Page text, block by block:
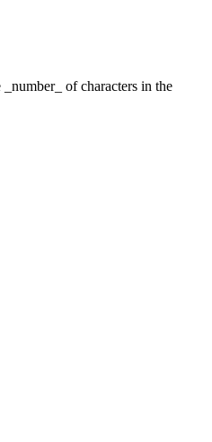
of characters in the